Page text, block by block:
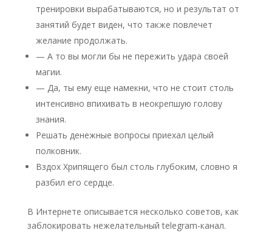
тренировки вырабатываются, но и результат от
занятий будет виден, что также повлечет
желание продолжать.
— А то вы могли бы не пережить удара своей
магии.
— Да, ты ему еще намекни, что не стоит столь
интенсивно впихивать в неокрепшую голову
знания.
Решать денежные вопросы приехал целый
полковник.
Вздох Хрипящего был столь глубоким, словно я
разбил его сердце.
В Интернете описывается несколько советов, как
заблокировать нежелательный telegram-канал.